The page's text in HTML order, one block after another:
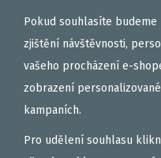
VAŘENÝ PARTIKL
BIŽUTERIE NA
DÁRKOVÝ POUKAZ,
AKČNÍ SETY
Pokud souhlasíte
zjištění návštěvnosti,
vašeho procházení e-
zobrazení
kampaních.
Pro udělení souhlasu